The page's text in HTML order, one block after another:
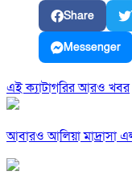
Share
Messenger
এই ক্যাটাগরির আরও খবর
আবারও আলিয়া মাদ্রাসা